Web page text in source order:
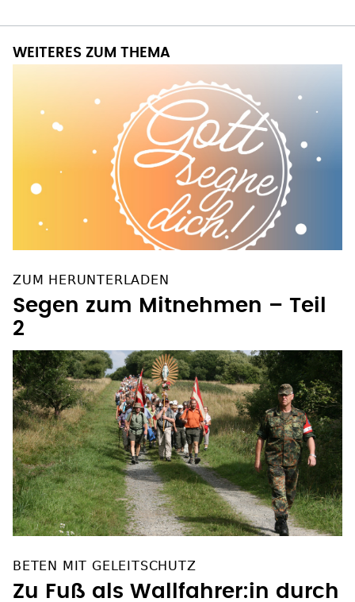
WEITERES ZUM THEMA
ZUM HERUNTERLADEN
Segen zum Mitnehmen – Teil
2
BETEN MIT GELEITSCHUTZ
Zu Fuß als Wallfahrer:in durch